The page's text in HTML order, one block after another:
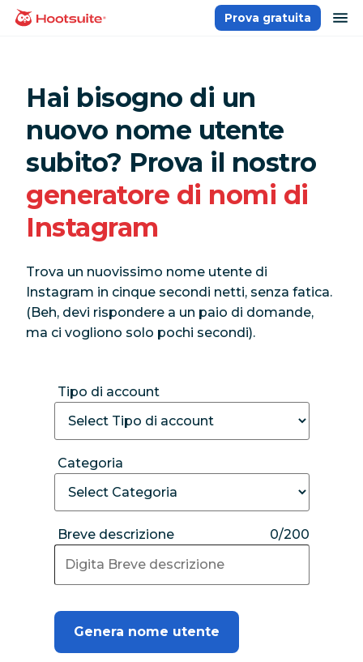
Salta
Homepage
Prova gratuita
Hai bisogno di un
nuovo nome utente
subito? Prova il nostro
generatore di nomi di
Instagram
Trova un nuovissimo nome utente di
Instagram in cinque secondi netti, senza fatica.
(Beh, devi rispondere a un paio di domande,
ma ci vogliono solo pochi secondi).
Tipo di account
Categoria
Breve descrizione 0/200
Genera nome utente